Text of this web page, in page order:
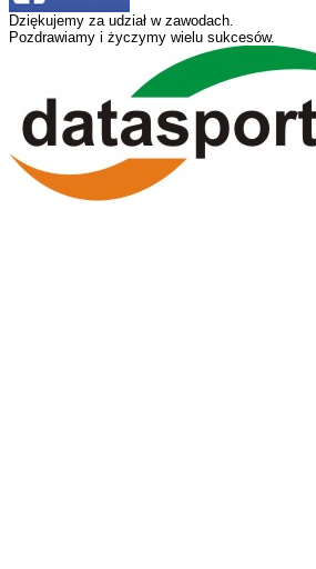
Dziękujemy za udział w zawodach.
Pozdrawiamy i życzymy wielu sukcesów.